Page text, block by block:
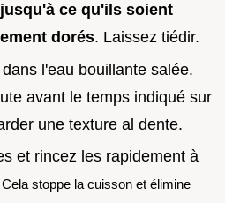
jusqu'à ce qu'ils soient
dorés. Laissez tiédir.
l'eau bouillante salée.
avant le temps indiqué sur
une texture al dente.
et rincez les rapidement à
stoppe la cuisson et élimine